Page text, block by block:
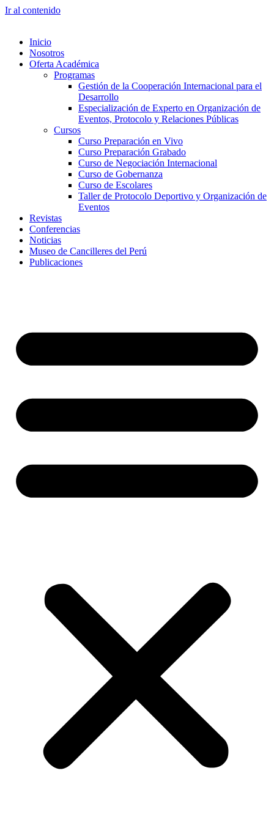
Ir al contenido
Inicio
Nosotros
Oferta Académica
Programas
Gestión de la Cooperación Internacional para el
Desarrollo
Especialización de Experto en Organización de
Eventos, Protocolo y Relaciones Públicas
Cursos
Curso Preparación en Vivo
Curso Preparación Grabado
Curso de Negociación Internacional
Curso de Gobernanza
Curso de Escolares
Taller de Protocolo Deportivo y Organización de
Eventos
Revistas
Conferencias
Noticias
Museo de Cancilleres del Perú
Publicaciones